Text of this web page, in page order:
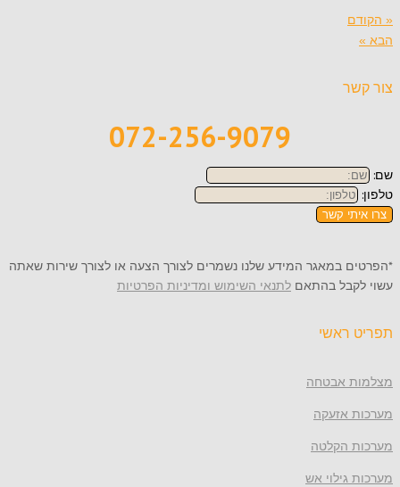
« הקודם
הבא »
צור קשר
072-256-9079
שם:
טלפון:
צרו איתי קשר
*הפרטים במאגר המידע שלנו נשמרים לצורך הצעה או לצורך שירות שאתה
עשוי לקבל בהתאם לתנאי השימוש ומדיניות הפרטיות
תפריט ראשי
מצלמות אבטחה
מערכות אזעקה
מערכות הקלטה
מערכות גילוי אש